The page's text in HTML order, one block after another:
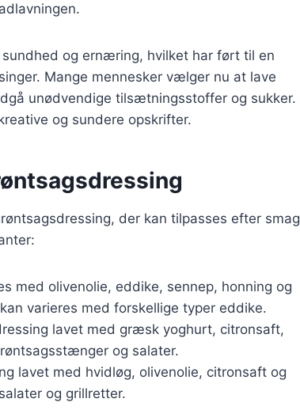
og ernæring, hvilket har ført til en
Mange mennesker vælger nu at lave
unødvendige tilsætningsstoffer og sukker.
og sundere opskrifter.
der kan tilpasses efter smag
med olivenolie, eddike, sennep, honning og
varieres med forskellige typer eddike.
lavet med græsk yoghurt, citronsaft,
og salater.
lavet med hvidløg, olivenolie, citronsaft og
og grillretter.